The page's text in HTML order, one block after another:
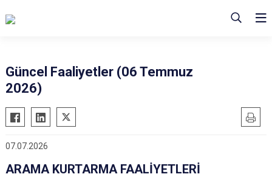
Güncel Faaliyetler (06 Temmuz
2026)
07.07.2026
ARAMA KURTARMA FAALİYETLERİ